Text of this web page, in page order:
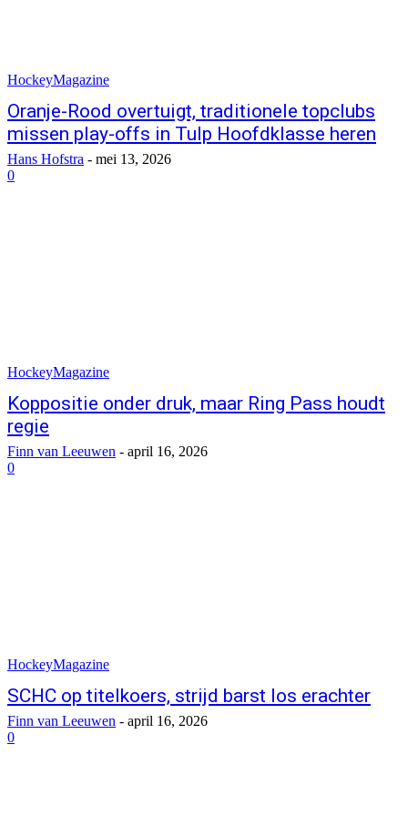
HockeyMagazine
Oranje-Rood overtuigt, traditionele topclubs
missen play-offs in Tulp Hoofdklasse heren
Hans Hofstra - mei 13, 2026
0
HockeyMagazine
Koppositie onder druk, maar Ring Pass houdt
regie
Finn van Leeuwen - april 16, 2026
0
HockeyMagazine
SCHC op titelkoers, strijd barst los erachter
Finn van Leeuwen - april 16, 2026
0